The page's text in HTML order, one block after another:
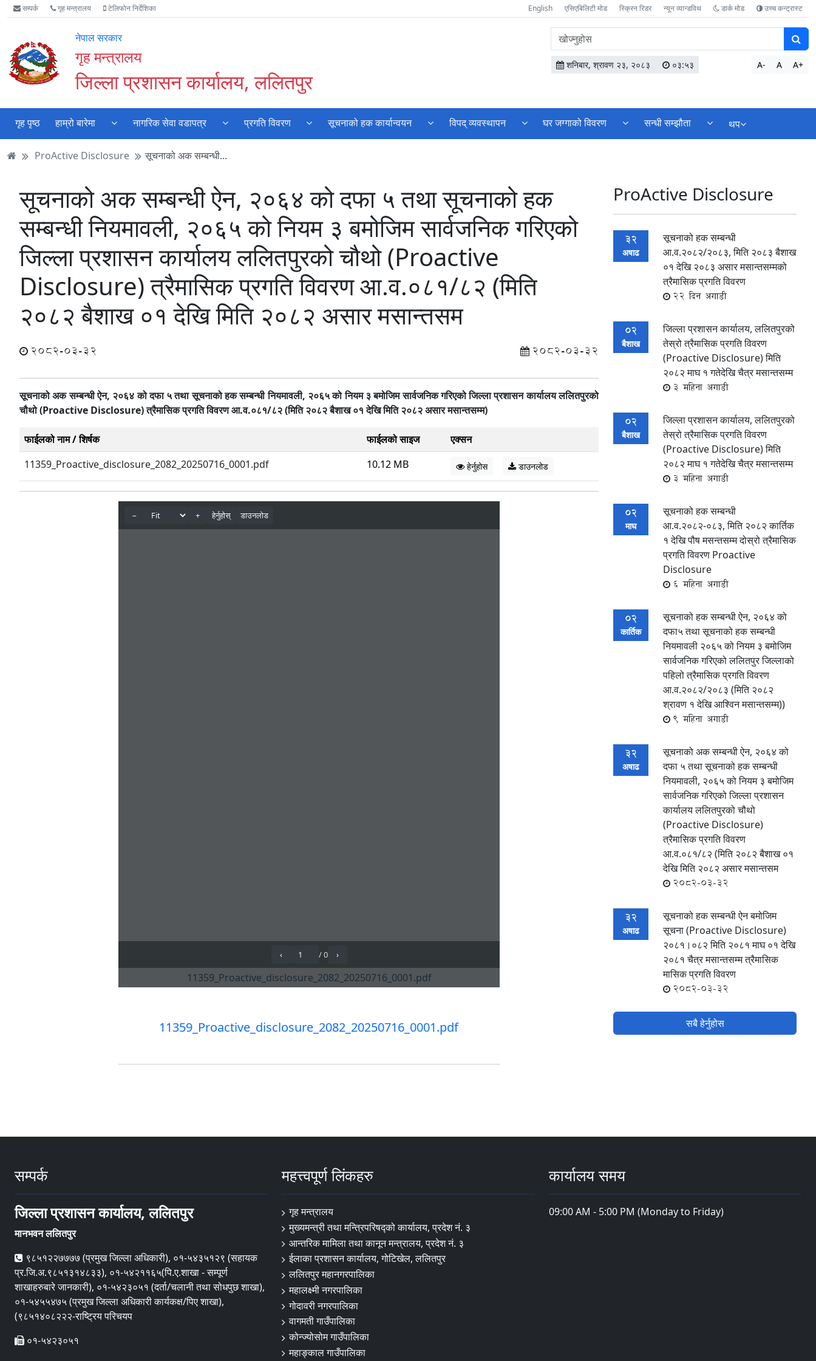
Accessibility
Mode
गर्नुहोस्
मुख्य
सामाग्री
मुख्य
नेभिगेसन
वेबसाइट
खोजमा
सम्पर्क गृह मन्त्रालय टेलिफोन निर्देशिका English एसिएबिलिटी मोड स्क्रिन रिडर न्यून व्यान्डविथ डार्क मोड उच्च कन्ट्रास्ट
नेपाल सरकार
गृह मन्त्रालय
जिल्ला प्रशासन कार्यालय, ललितपुर
वेबसाइटमा
सामग्री
खोज्नुहोस
शनिबार, श्रावण २३, २०८३ ०३:५३ A- A A+
गृह पृष्ठ हाम्रो बारेमा नागरिक सेवा वडापत्र प्रगति विवरण सूचनाको हक कार्यान्वयन विपद् व्यवस्थापन घर जग्गाको विवरण सन्धी सम्झौता थप
ProActive Disclosure सूचनाको अक सम्बन्धी...
सूचनाको अक सम्बन्धी ऐन, २०६४ को दफा ५ तथा सूचनाको हक
सम्बन्धी नियमावली, २०६५ को नियम ३ बमोजिम सार्वजनिक गरिएको
जिल्ला प्रशासन कार्यालय ललितपुरको चौथो (Proactive
Disclosure) त्रैमासिक प्रगति विवरण आ.व.०८१/८२ (मिति
२०८२ बैशाख ०१ देखि मिति २०८२ असार मसान्तसम
2082-03-32 2082-03-32
सूचनाको अक सम्बन्धी ऐन, २०६४ को दफा ५ तथा सूचनाको हक सम्बन्धी नियमावली, २०६५ को नियम ३ बमोजिम सार्वजनिक गरिएको जिल्ला प्रशासन कार्यालय ललितपुरको
चौथो(Proactive Disclosure)त्रैमासिक प्रगति विवरण आ.व.०८१/८२(मिति २०८२ बैशाख ०१ देखि मिति २०८२ असार मसान्तसम्म)
फाईलको नाम / शिर्षक फाईलको साइज
एक्सन
11359_Proactive_disclosure_2082_20250716_0001.pdf
10.12 MB हेर्नुहोस डाउनलोड
11359_Proactive_disclosure_2082_20250716_0001.pdf
ProActive Disclosure
32
अषाढ
सूचनाको हक सम्बन्धी
आ.व.२०८२/२०८३, मिति २०८३ बैशाख
०१ देखि २०८३ असार मसान्तसम्मको
त्रैमासिक प्रगति विवरण
22 दिन अगाडी
02
बैशाख
जिल्ला प्रशासन कार्यालय, ललितपुरको
तेस्रो त्रैमासिक प्रगति विवरण
(Proactive Disclosure) मिति
२०८२ माघ १ गतेदेखि चैत्र मसान्तसम्म
3 महिना अगाडी
02
बैशाख
जिल्ला प्रशासन कार्यालय, ललितपुरको
तेस्रो त्रैमासिक प्रगति विवरण
(Proactive Disclosure) मिति
२०८२ माघ १ गतेदेखि चैत्र मसान्तसम्म
3 महिना अगाडी
02
माघ
सूचनाको हक सम्बन्धी
आ.व.२०८२-०८३, मिति २०८२ कार्तिक
१ देखि पौष मसन्तसम्म दोस्रो त्रैमासिक
प्रगति विवरण Proactive
Disclosure
6 महिना अगाडी
02
कार्तिक
सूचनाको हक सम्बन्धी ऐन, २०६४ को
दफा५ तथा सूचनाको हक सम्बन्धी
नियमावली २०६५ को नियम ३ बमोजिम
सार्वजनिक गरिएको ललितपुर जिल्लाको
पहिलो त्रैमासिक प्रगति विवरण
आ.व.२०८२/२०८३ (मिति २०८२
श्रावण १ देखि आश्विन मसान्तसम्म))
9 महिना अगाडी
32
अषाढ
सूचनाको अक सम्बन्धी ऐन, २०६४ को
दफा ५ तथा सूचनाको हक सम्बन्धी
नियमावली, २०६५ को नियम ३ बमोजिम
सार्वजनिक गरिएको जिल्ला प्रशासन
कार्यालय ललितपुरको चौथो
(Proactive Disclosure)
त्रैमासिक प्रगति विवरण
आ.व.०८१/८२ (मिति २०८२ बैशाख ०१
देखि मिति २०८२ असार मसान्तसम
2082-03-32
32
अषाढ
सूचनाको हक सम्बन्धी ऐन बमोजिम
सूचना (Proactive Disclosure)
२०८१।०८२ मिति २०८१ माघ ०१ देखि
२०८१ चैत्र मसान्तसम्म त्रैमासिक
मासिक प्रगति विवरण
2082-03-32
सबै हेर्नुहोस
सम्पर्क
जिल्ला प्रशासन कार्यालय, ललितपुर
मानभवन ललितपुर
९८५१२२७७७७ (प्रमुख जिल्ला अधिकारी), ०१-५४३५१२९ (सहायक
प्र.जि.अ.९८५१३१४८३३), ०१-५४२११६५(पि.ए.शाखा - सम्पूर्ण
शाखाहरुबारे जानकारी), ०१-५४२३०५१ (दर्ता/चलानी तथा सोधपुछ शाखा),
०१-५४५५४७५ (प्रमुख जिल्ला अधिकारी कार्यकक्ष/पिए शाखा),
(९८५१४०८२२२-राष्ट्रिय परिचयप
०१-५४२३०५१
महत्त्वपूर्ण लिंकहरु
गृह मन्त्रालय
मुख्यमन्त्री तथा मन्त्रिपरिषद्को कार्यालय, प्रदेश नं. ३
आन्तरिक मामिला तथा कानून मन्त्रालय, प्रदेश नं. ३
ईलाका प्रशासन कार्यालय, गोटिखेल, ललितपुर
ललितपुर महानगरपालिका
महालक्ष्मी नगरपालिका
गोदावरी नगरपालिका
वागमती गाउँपालिका
कोन्ज्योसोम गाउँपालिका
महाङ्काल गाउँपालिका
कार्यालय समय
09:00 AM - 5:00 PM (Monday to Friday)